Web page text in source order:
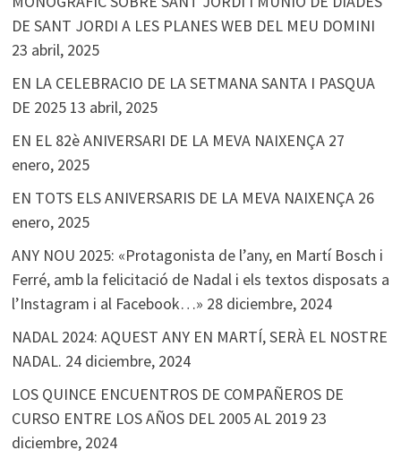
DE SANT JORDI A LES PLANES WEB DEL MEU DOMINI
23 abril, 2025
EN LA CELEBRACIO DE LA SETMANA SANTA I PASQUA
DE 2025 13 abril, 2025
EN EL 82è ANIVERSARI DE LA MEVA NAIXENÇA 27
enero, 2025
EN TOTS ELS ANIVERSARIS DE LA MEVA NAIXENÇA 26
enero, 2025
ANY NOU 2025: «Protagonista de l’any, en Martí Bosch i
Ferré, amb la felicitació de Nadal i els textos disposats a
l’Instagram i al Facebook…» 28 diciembre, 2024
NADAL 2024: AQUEST ANY EN MARTÍ, SERÀ EL NOSTRE
NADAL. 24 diciembre, 2024
LOS QUINCE ENCUENTROS DE COMPAÑEROS DE
CURSO ENTRE LOS AÑOS DEL 2005 AL 2019 23
diciembre, 2024